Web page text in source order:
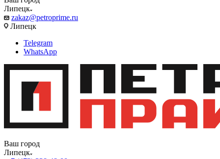
Липецк
zakaz@petroprime.ru
Липецк
Telegram
WhatsApp
Ваш город
Липецк